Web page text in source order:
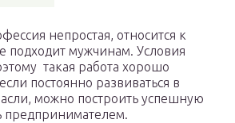
непростая, относится к
подходит мужчинам. Условия
такая работа хорошо
постоянно развиваться в
можно построить успешную
предпринимателем.